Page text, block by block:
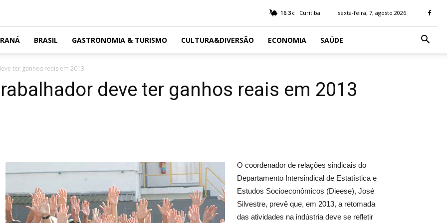
16.3 C Curitiba sexta-feira, 7, agosto 2026
BRASIL GASTRONOMIA & TURISMO CULTURA&DIVERSÃO ECONOMIA SAÚDE
ter ganhos reais em 2013
deve ter ganhos reais em 2013
O coordenador de relações sindicais do
Departamento Intersindical de Estatística e
Estudos Socioeconômicos (Dieese), José
Silvestre, prevê que, em 2013, a retomada
das atividades na indústria deve se refletir